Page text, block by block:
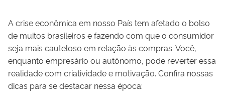
A crise econômica em nosso País tem afetado o bolso
de muitos brasileiros e fazendo com que o consumidor
seja mais cauteloso em relação às compras. Você,
enquanto empresário ou autônomo, pode reverter essa
realidade com criatividade e motivação. Confira nossas
dicas para se destacar nessa época: